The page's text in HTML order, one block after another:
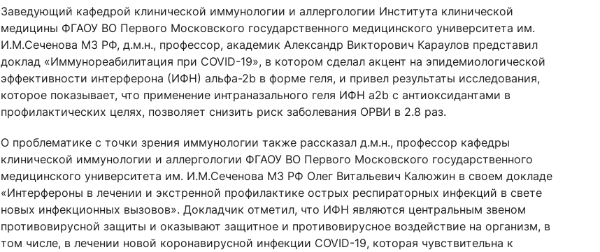
Заведующий кафедрой клинической иммунологии и аллергологии Института клинической
медицины ФГАОУ ВО Первого Московского государственного медицинского университета им.
И.М.Сеченова МЗ РФ, д.м.н., профессор, академик Александр Викторович Караулов представил
доклад «Иммунореабилитация при COVID-19», в котором сделал акцент на эпидемиологической
эффективности интерферона (ИФН) альфа-2b в форме геля, и привел результаты исследования,
которое показывает, что применение интраназального геля ИФН а2b с антиоксидантами в
профилактических целях, позволяет снизить риск заболевания ОРВИ в 2.8 раз.
О проблематике с точки зрения иммунологии также рассказал д.м.н., профессор кафедры
клинической иммунологии и аллергологии ФГАОУ ВО Первого Московского государственного
медицинского университета им. И.М.Сеченова МЗ РФ Олег Витальевич Калюжин в своем докладе
«Интерфероны в лечении и экстренной профилактике острых респираторных инфекций в свете
новых инфекционных вызовов». Докладчик отметил, что ИФН являются центральным звеном
противовирусной защиты и оказывают защитное и противовирусное воздействие на организм, в
том числе, в лечении новой коронавирусной инфекции COVID-19, которая чувствительна к